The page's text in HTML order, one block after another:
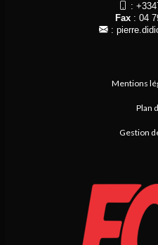
:
Fax : 04
:
Mentions
Plan
Gestion